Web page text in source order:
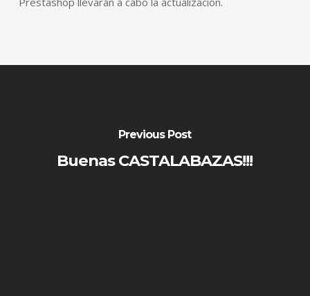
Previous Post
Buenas CASTALABAZAS!!!